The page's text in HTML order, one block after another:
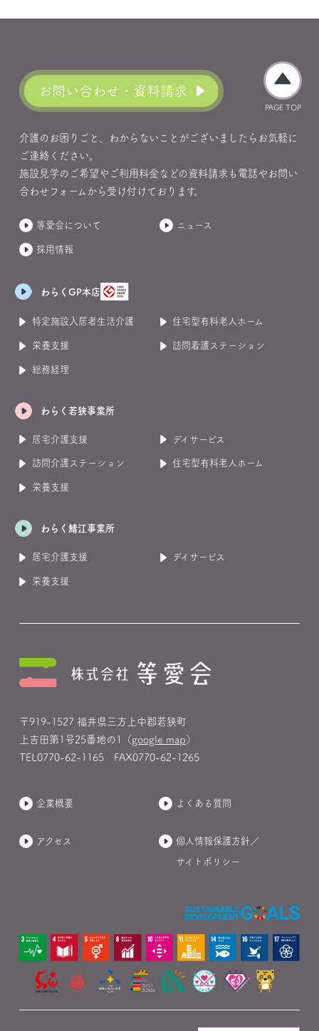
等愛会について ニュース
採用情報
わらくGP本店
特定施設入居者生活介護 住宅型有料老人ホーム
栄養支援 訪問看護ステーション
総務経理
わらく若狭事業所
居宅介護支援 デイサービス
訪問介護ステーション 住宅型有料老人ホーム
栄養支援
わらく鯖江事業所
居宅介護支援 デイサービス
栄養支援
お問い合わせ・資料請求
介護のお困りごと、わからないことがございましたらお気軽に
ご連絡ください。
施設見学のご希望やご利用料金などの資料請求も電話やお問い
合わせフォームから受け付けております。
〒919-1527 福井県三方上中郡若狭町
上吉田第1号25番地の1（ google map ）
TEL 0770-62-1165FAX0770-62-1265
企業概要 よくある質問
アクセス 個人情報保護方針／
サイトポリシー
PAGE TOP